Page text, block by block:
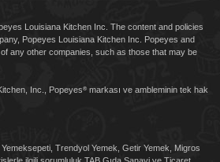
Louisiana Kitchen Inc. The content and policies
Popeyes Louisiana Kitchen Inc. Popeyes and
any other companies, such as those that may be
Inc., Popeyes® markası ve ambleminin tek hak
Trendyol Yemek, Getir Yemek, Migros
ilgili sorumluluk TAB Gıda Sanayi ve Ticaret